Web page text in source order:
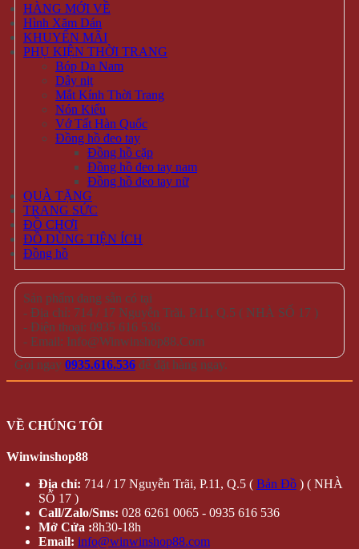
HÀNG MỚI VỀ
Hình Xăm Dán
KHUYẾN MÃI
PHỤ KIỆN THỜI TRANG
Bóp Da Nam
Dây nịt
Mắt Kính Thời Trang
Nón Kiểu
Vớ Tất Hàn Quốc
Đồng hồ đeo tay
Đồng hồ cặp
Đồng hồ đeo tay nam
Đồng hồ đeo tay nữ
QUÀ TẶNG
TRANG SỨC
ĐỒ CHƠI
ĐỒ DÙNG TIỆN ÍCH
Đồng hồ
Sản phẩm đang sẵn có tại
- Địa chỉ: 714 / 17 Nguyễn Trãi, P.11, Q.5 ( NHÀ SỐ 17 )
- Điện thoại: 0935 616 536
- Email: Info@Winwinshop88.Com
Gọi ngay 0935.616.536 để đặt hàng ngay.
VỀ CHÚNG TÔI
Winwinshop88
Địa chỉ: 714 / 17 Nguyễn Trãi, P.11, Q.5 ( Bản Đồ ) ( NHÀ
SỐ 17 )
Call/Zalo/Sms: 028 6261 0065 - 0935 616 536
Mở Cửa :8h30-18h
Email: info@winwinshop88.com